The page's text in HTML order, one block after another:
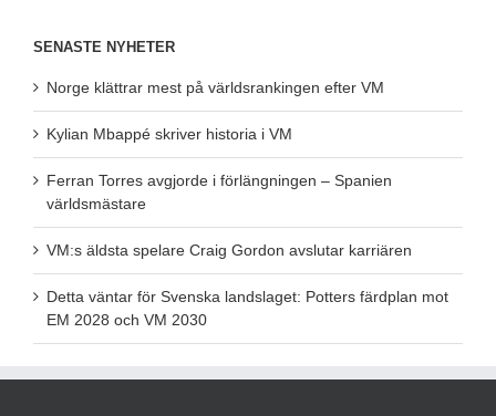
SENASTE NYHETER
Norge klättrar mest på världsrankingen efter VM
Kylian Mbappé skriver historia i VM
Ferran Torres avgjorde i förlängningen – Spanien
världsmästare
VM:s äldsta spelare Craig Gordon avslutar karriären
Detta väntar för Svenska landslaget: Potters färdplan mot
EM 2028 och VM 2030